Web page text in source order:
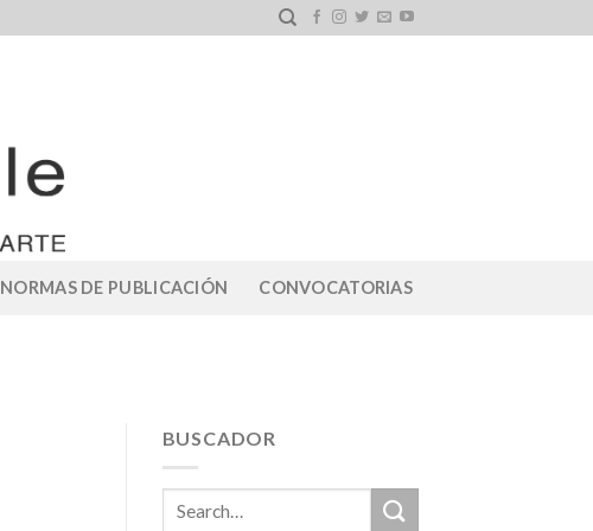
NORMAS DE PUBLICACIÓN CONVOCATORIAS
BUSCADOR